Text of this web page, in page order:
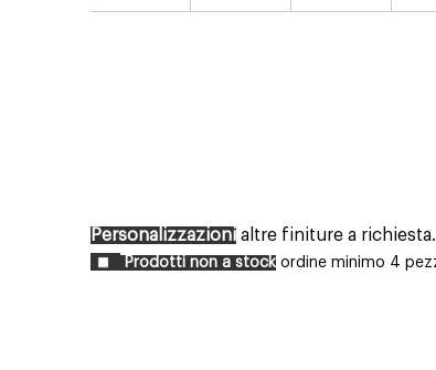
Personalizzazioni altre finiture a richiesta.
Prodotti non a stock ordine minimo 4